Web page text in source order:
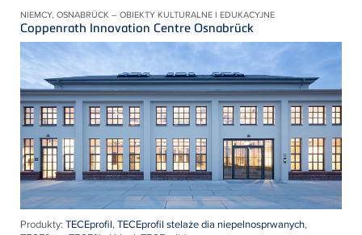
NIEMCY, OSNABRÜCK – OBIEKTY KULTURALNE I EDUKACYJNE
Coppenrath Innovation Centre Osnabrück
Produkty: TECEprofil,TECEprofil stelaże dia niepelnosprwanych,